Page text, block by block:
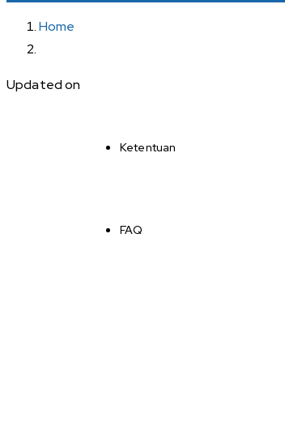
Ketentuan
FAQ
Home
Updated on